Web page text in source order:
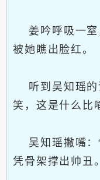
姜吟呼吸一窒
被她瞧出脸红。
听到吴知瑶的
笑，这是什么比
吴知瑶撇嘴：
凭骨架撑出帅丑